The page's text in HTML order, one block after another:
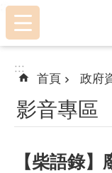
跳到主要內容區塊
:::
:::
首頁 政府
影音專區
【柴語錄